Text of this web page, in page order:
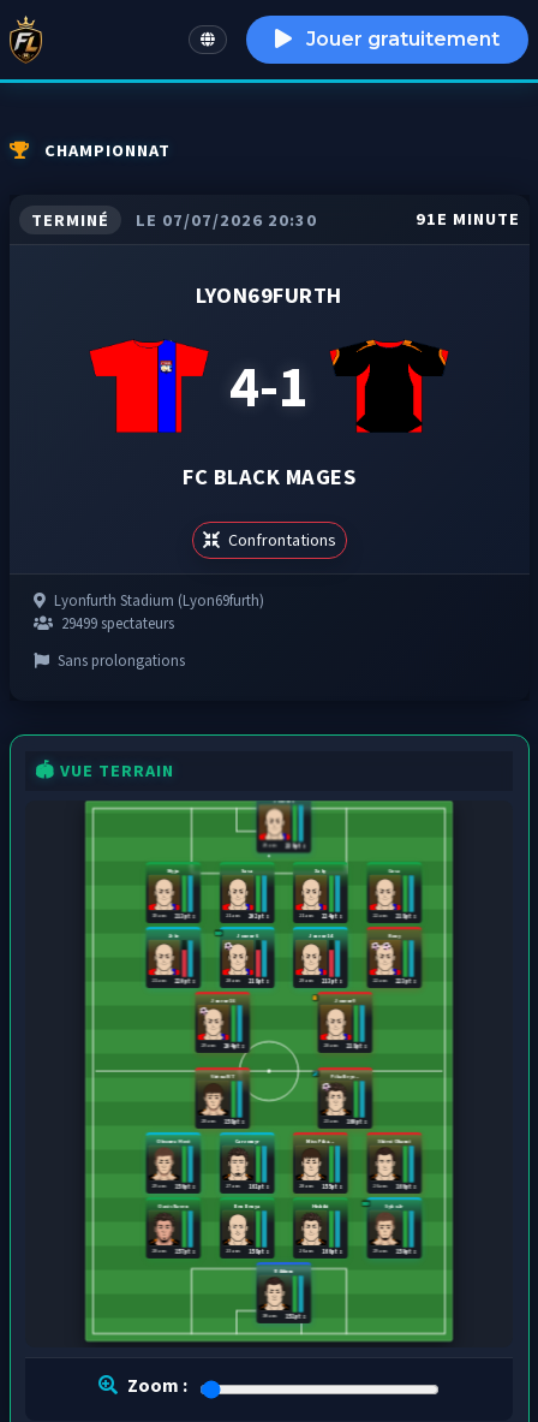
English Jouer gratuitement
CHAMPIONNAT
TERMINÉ LE 07/07/2026 20:30 91E MINUTE
LYON69FURTH
4-1
FC BLACK MAGES
Confrontations
Lyonfurth Stadium (Lyon69furth)
29499 spectateurs
Sans prolongations
🏟️ VUE TERRAIN
239 pts
25 ans
Myju
213 pts
19 ans
Sasa
202 pts
21 ans
Xaby
224 pts
21 ans
Cusa
218 pts
22 ans
Zebe
220 pts
21 ans
Joueur6
218 pts
28 ans
Joueur14
213 pts
29 ans
Kony
223 pts
22 ans
Joueur16
204 pts
29 ans
Joueur9
218 pts
28 ans
R4dium
151 pts
30 ans
Oasis Raven
157 pts
28 ans
Ben Benya
158 pts
23 ans
Hishiki
166 pts
26 ans
Syko Jr
159 pts
29 ans
Obscura Host
156 pts
29 ans
Carzomyr
161 pts
27 ans
Miss Pika...
155 pts
28 ans
Shiroi Okami
166 pts
26 ans
VirtualVT
158 pts
28 ans
Pika Neyr...
160 pts
23 ans
Zoom :